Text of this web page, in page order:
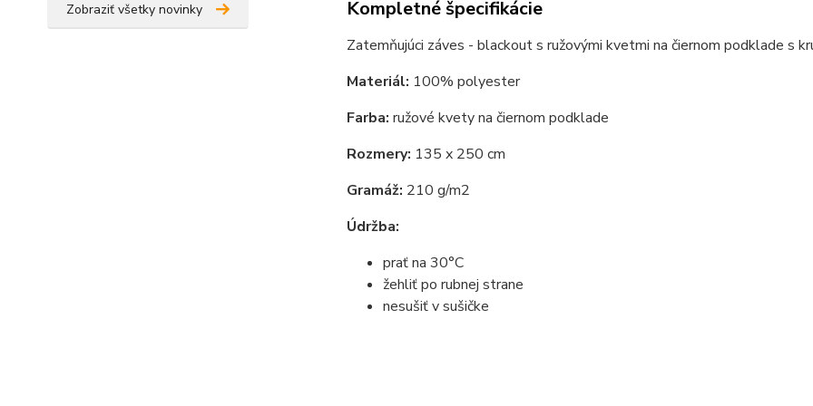
Zobraziť všetky novinky Kompletné špecifikácie
Zatemňujúci záves - blackout s ružovými kvetmi na čiernom podklade s
Materiál: 100% polyester
Farba: ružové kvety na čiernom podklade
Rozmery: 135 x 250 cm
Gramáž: 210 g/m2
Údržba:
prať na 30°C
žehliť po rubnej strane
nesušiť v sušičke